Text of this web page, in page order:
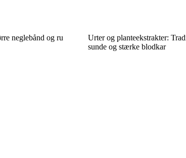
neglebånd og ru
Urter og planteekstrakter:
sunde og stærke blodkar